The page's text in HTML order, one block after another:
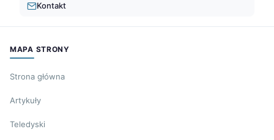
Kontakt
MAPA STRONY
Strona główna
Artykuły
Teledyski